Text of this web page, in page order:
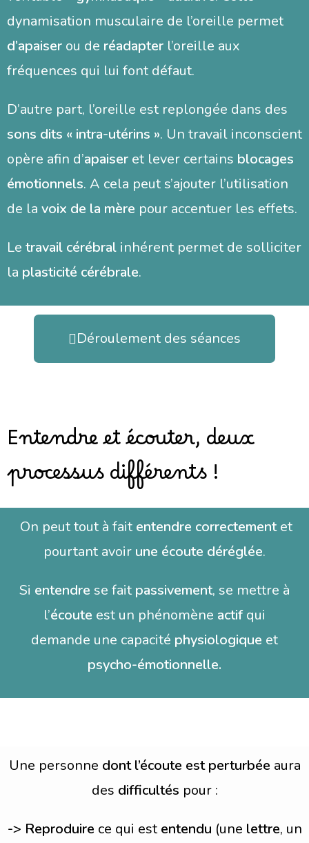
dynamisation musculaire de l’oreille permet
d’apaiser ou de réadapter l’oreille aux
fréquences qui lui font défaut.
D’autre part, l’oreille est replongée dans des
sons dits « intra-utérins ». Un travail inconscient
opère afin d’apaiser et lever certains blocages
émotionnels. A cela peut s’ajouter l’utilisation
de la voix de la mère pour accentuer les effets.
Le travail cérébral inhérent permet de solliciter
la plasticité cérébrale.
Déroulement des séances
Entendre et écouter, deux
processus différents !
On peut tout à fait entendre correctementet
pourtant avoir une écoute déréglée.
Si entendre se fait passivement, se mettre à
l’écoute est un phénomène actifqui
demande une capacité physiologique et
psycho-émotionnelle.
Une personne dont l’écoute est perturbée aura
des difficultés pour :
-> Reproduire ce qui estentendu (une lettre, un